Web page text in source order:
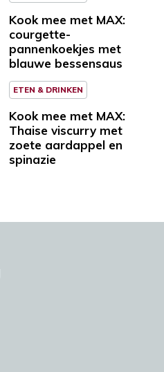
Kook mee met MAX:
courgette-
pannenkoekjes met
blauwe bessensaus
ETEN & DRINKEN
Kook mee met MAX:
Thaise viscurry met
zoete aardappel en
spinazie